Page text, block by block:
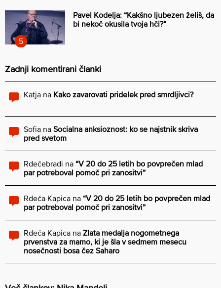
Pavel Kodelja: “Kakšno ljubezen želiš, da
bi nekoč okusila tvoja hči?”
Zadnji komentirani članki
Katja na Kako zavarovati pridelek pred smrdljivci?
Sofia na Socialna anksioznost: ko se najstnik skriva
pred svetom
Rdečebradi na “V 20 do 25 letih bo povprečen mlad
par potreboval pomoč pri zanositvi”
Rdeča Kapica na “V 20 do 25 letih bo povprečen mlad
par potreboval pomoč pri zanositvi”
Rdeča Kapica na Zlata medalja nogometnega
prvenstva za mamo, ki je šla v sedmem mesecu
nosečnosti bosa čez Saharo